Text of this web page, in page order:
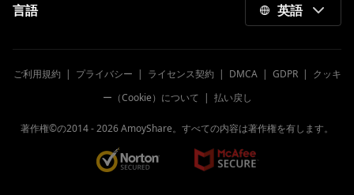
言語 英語
ご利用規約 | プライバシー | ライセンス契約 | DMCA| GDPR| クッキ
ー（Cookie）について | 払い戻し
著作権©の2014 -2026AmoyShare。すべての内容は著作権を有します。